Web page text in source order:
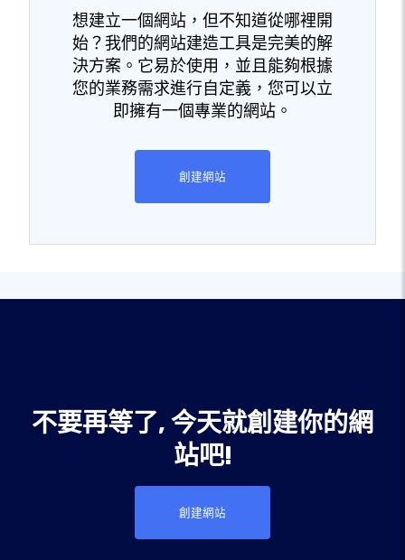
想建立一個網站，但不知道從哪裡開
始？我們的網站建造工具是完美的解
決方案。它易於使用，並且能夠根據
您的業務需求進行自定義，您可以立
即擁有一個專業的網站。
創建網站
不要再等了, 今天就創建你的網
站吧!
創建網站